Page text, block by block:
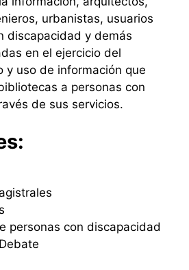
urbanistas, usuarios
discapacidad y demás
en el ejercicio del
y uso de información que
a personas con
de sus servicios.
personas con discapacidad